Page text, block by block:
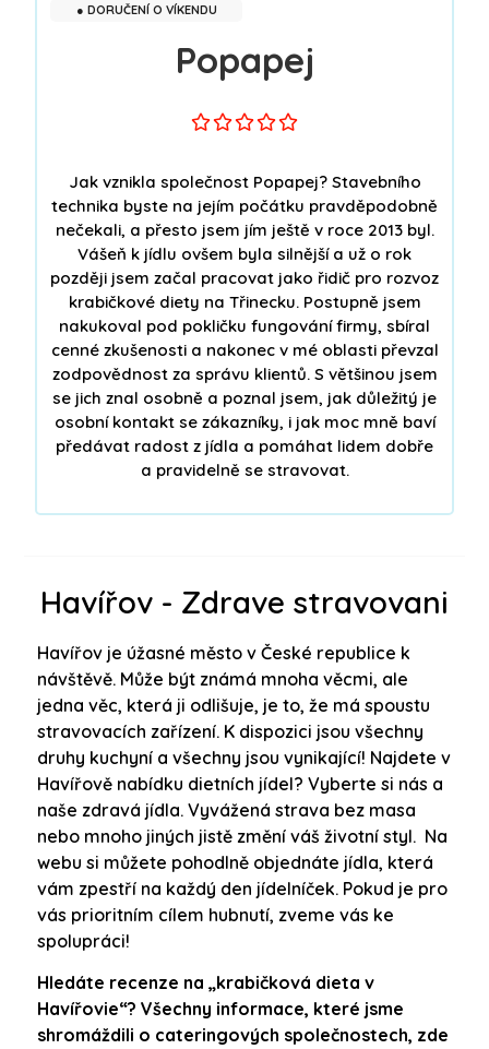
● DORUČENÍ O VÍKENDU
Popapej

Jak vznikla společnost Popapej? Stavebního
technika byste na jejím počátku pravděpodobně
nečekali, a přesto jsem jím ještě v roce 2013 byl.
Vášeň k jídlu ovšem byla silnější a už o rok
později jsem začal pracovat jako řidič pro rozvoz
krabičkové diety na Třinecku. Postupně jsem
nakukoval pod pokličku fungování firmy, sbíral
cenné zkušenosti a nakonec v mé oblasti převzal
zodpovědnost za správu klientů. S většinou jsem
se jich znal osobně a poznal jsem, jak důležitý je
osobní kontakt se zákazníky, i jak moc mně baví
předávat radost z jídla a pomáhat lidem dobře
a pravidelně se stravovat.
Havířov - Zdrave stravovani
Havířov je úžasné město v České republice k
návštěvě. Může být známá mnoha věcmi, ale
jedna věc, která ji odlišuje, je to, že má spoustu
stravovacích zařízení. K dispozici jsou všechny
druhy kuchyní a všechny jsou vynikající! Najdete v
Havířově nabídku dietních jídel? Vyberte si nás a
naše zdravá jídla. Vyvážená strava bez masa
nebo mnoho jiných jistě změní váš životní styl. Na
webu si můžete pohodlně objednáte jídla, která
vám zpestří na každý den jídelníček. Pokud je pro
vás prioritním cílem hubnutí, zveme vás ke
spolupráci!
Hledáte recenze na „krabičková dieta v
Havířovie“? Všechny informace, které jsme
shromáždili o cateringových společnostech, zde